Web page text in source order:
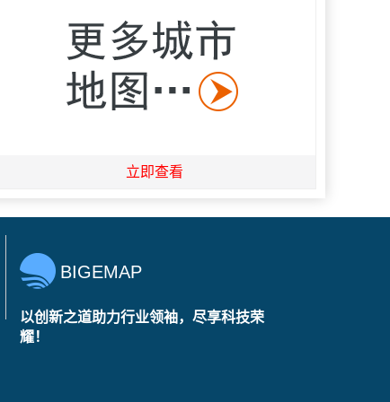
立即查看
BIGEMAP
以创新之道助力行业领袖，尽享科技荣
耀！